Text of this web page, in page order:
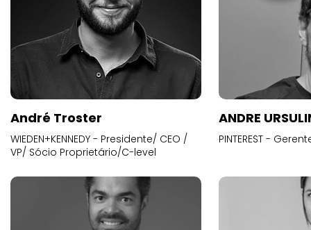
André Troster
WIEDEN+KENNEDY - Presidente/ CEO /
VP/ Sócio Proprietário/C-level
ANDRE
PINTEREST -